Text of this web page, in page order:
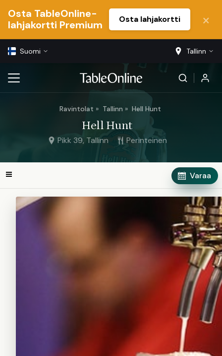
Osta TableOnline-
lahjakortti Premium
Osta lahjakortti
Suomi Tallinn
Ravintolat Tallinn Hell Hunt
Hell Hunt
Pikk 39, Tallinn Perinteinen
Varaa